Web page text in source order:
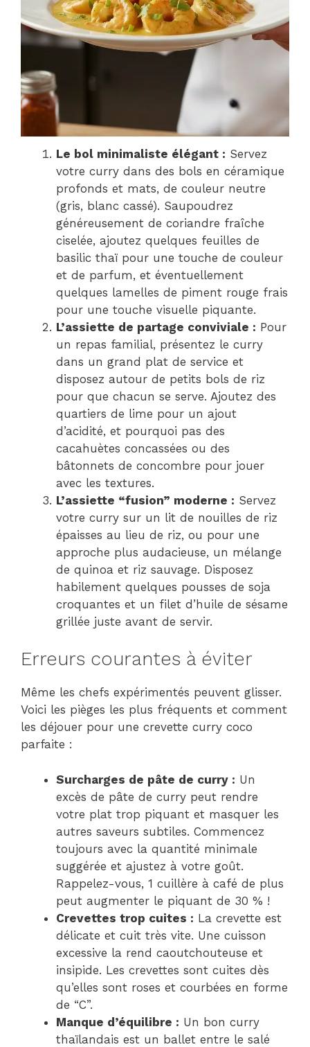
Le bol minimaliste élégant : Servez
votre curry dans des bols en céramique
profonds et mats, de couleur neutre
(gris, blanc cassé). Saupoudrez
généreusement de coriandre fraîche
ciselée, ajoutez quelques feuilles de
basilic thaï pour une touche de couleur
et de parfum, et éventuellement
quelques lamelles de piment rouge frais
pour une touche visuelle piquante.
L’assiette de partage conviviale : Pour
un repas familial, présentez le curry
dans un grand plat de service et
disposez autour de petits bols de riz
pour que chacun se serve. Ajoutez des
quartiers de lime pour un ajout
d’acidité, et pourquoi pas des
cacahuètes concassées ou des
bâtonnets de concombre pour jouer
avec les textures.
L’assiette “fusion” moderne : Servez
votre curry sur un lit de nouilles de riz
épaisses au lieu de riz, ou pour une
approche plus audacieuse, un mélange
de quinoa et riz sauvage. Disposez
habilement quelques pousses de soja
croquantes et un filet d’huile de sésame
grillée juste avant de servir.
Erreurs courantes à éviter
Même les chefs expérimentés peuvent glisser.
Voici les pièges les plus fréquents et comment
les déjouer pour une crevette curry coco
parfaite :
Surcharges de pâte de curry : Un
excès de pâte de curry peut rendre
votre plat trop piquant et masquer les
autres saveurs subtiles. Commencez
toujours avec la quantité minimale
suggérée et ajustez à votre goût.
Rappelez-vous, 1 cuillère à café de plus
peut augmenter le piquant de 30 % !
Crevettes trop cuites : La crevette est
délicate et cuit très vite. Une cuisson
excessive la rend caoutchouteuse et
insipide. Les crevettes sont cuites dès
qu’elles sont roses et courbées en forme
de “C”.
Manque d’équilibre : Un bon curry
thaïlandais est un ballet entre le salé